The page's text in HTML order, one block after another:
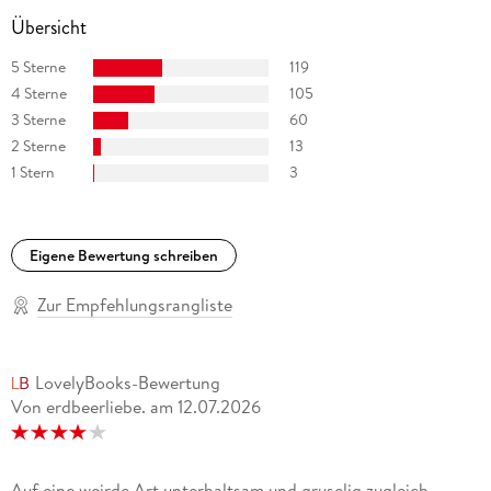
Übersicht
5 Sterne
119
4 Sterne
105
3 Sterne
60
2 Sterne
13
1 Stern
3
Eigene Bewertung schreiben
Zur Empfehlungsrangliste
LovelyBooks-Bewertung
Von erdbeerliebe. am 12.07.2026